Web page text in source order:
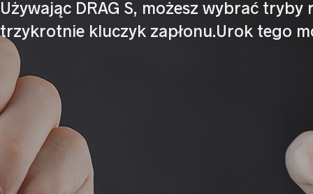
Używając DRAG S, możesz wybrać
trzykrotnie kluczyk zapłonu.Urok tego